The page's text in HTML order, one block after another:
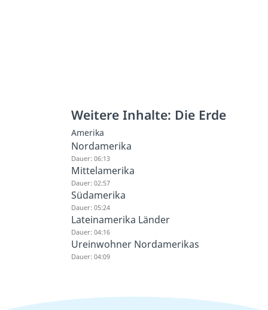
Weitere Inhalte: Die Erde
Amerika
Nordamerika
Dauer: 06:13
Mittelamerika
Dauer: 02:57
Südamerika
Dauer: 05:24
Lateinamerika Länder
Dauer: 04:16
Ureinwohner Nordamerikas
Dauer: 04:09